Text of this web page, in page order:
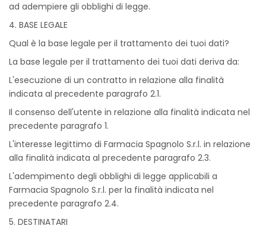
ad adempiere gli obblighi di legge.
4. BASE LEGALE
Qual è la base legale per il trattamento dei tuoi dati?
La base legale per il trattamento dei tuoi dati deriva da:
L'esecuzione di un contratto in relazione alla finalità
indicata al precedente paragrafo 2.1.
Il consenso dell'utente in relazione alla finalità indicata nel
precedente paragrafo 1.
L'interesse legittimo di Farmacia Spagnolo S.r.l. in relazione
alla finalità indicata al precedente paragrafo 2.3.
L'adempimento degli obblighi di legge applicabili a
Farmacia Spagnolo S.r.l. per la finalità indicata nel
precedente paragrafo 2.4.
5. DESTINATARI